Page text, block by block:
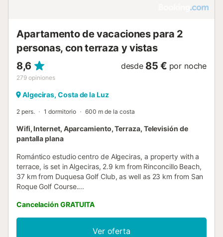
Apartamento de vacaciones para 2
personas, con terraza y vistas
8,6
279 opiniones
desde 85 € por noche
Algeciras, Costa de la Luz
2 pers. 1 dormitorio 600 m de la costa
Wifi, Internet, Aparcamiento, Terraza, Televisión de
pantalla plana
Romántico estudio centro de Algeciras, a property with a
terrace, is set in Algeciras, 2.9 km from Rinconcillo Beach,
37 km from Duquesa Golf Club, as well as 23 km from San
Roque Golf Course....
Cancelación GRATUITA
Ver oferta